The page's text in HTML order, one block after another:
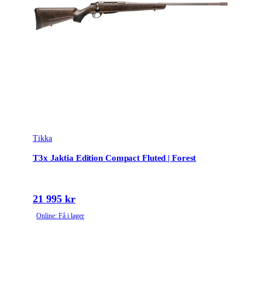
Tikka
T3x Jaktia Edition Compact Fluted | Forest
21 995 kr
Online: Få i lager